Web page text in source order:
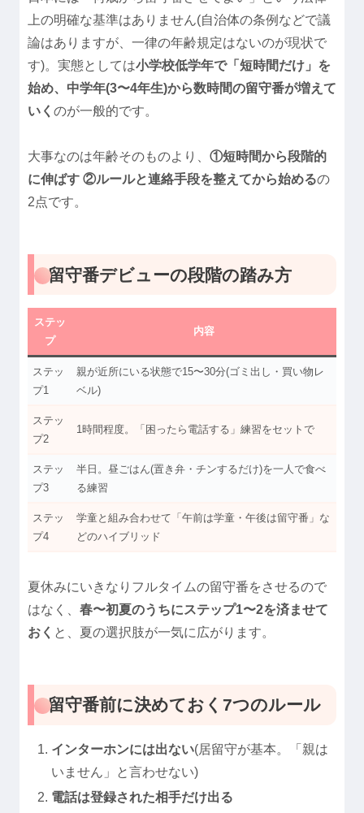
上の明確な基準はありません(自治体の条例などで議
論はありますが、一律の年齢規定はないのが現状で
す)。実態としては小学校低学年で「短時間だけ」を
始め、中学年(3〜4年生)から数時間の留守番が増えて
いく のが一般的です。
大事なのは年齢そのものより、 ①短時間から段階的
に伸ばす ②ルールと連絡手段を整えてから始めるの
2点です。
留守番デビューの段階の踏み方
ステッ
プ
内容
ステッ
プ1
親が近所にいる状態で15〜30分(ゴミ出し・買い物レ
ベル)
ステッ
プ2
1時間程度。「困ったら電話する」練習をセットで
ステッ
プ3
半日。昼ごはん(置き弁・チンするだけ)を一人で食べ
る練習
ステッ
プ4
学童と組み合わせて「午前は学童・午後は留守番」な
どのハイブリッド
夏休みにいきなりフルタイムの留守番をさせるので
はなく、 春〜初夏のうちにステップ1〜2を済ませて
おく と、夏の選択肢が一気に広がります。
留守番前に決めておく7つのルール
インターホンには出ない(居留守が基本。「親は
いません」と言わせない)
電話は登録された相手だけ出る